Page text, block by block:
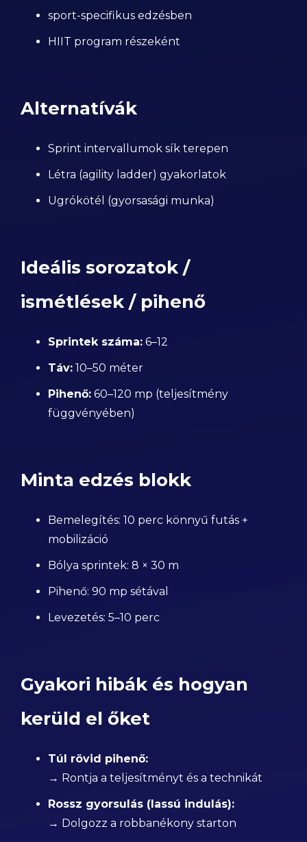
sport-specifikus edzésben
HIIT program részeként
Alternatívák
Sprint intervallumok sík terepen
Létra (agility ladder) gyakorlatok
Ugrókötél (gyorsasági munka)
Ideális sorozatok /
ismétlések / pihenő
Sprintek száma: 6–12
Táv: 10–50 méter
Pihenő: 60–120 mp (teljesítmény
függvényében)
Minta edzés blokk
Bemelegítés: 10 perc könnyű futás +
mobilizáció
Bólya sprintek: 8 × 30 m
Pihenő: 90 mp sétával
Levezetés: 5–10 perc
Gyakori hibák és hogyan
kerüld el őket
Túl rövid pihenő:
→ Rontja a teljesítményt és a technikát
Rossz gyorsulás (lassú indulás):
→ Dolgozz a robbanékony starton